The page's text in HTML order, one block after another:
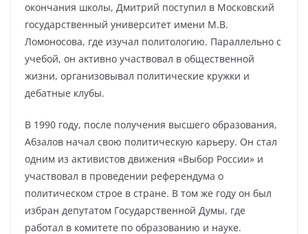
окончания школы, Дмитрий поступил в Московский
государственный университет имени М.В.
Ломоносова, где изучал политологию. Параллельно с
учебой, он активно участвовал в общественной
жизни, организовывал политические кружки и
дебатные клубы.
В 1990 году, после получения высшего образования,
Абзалов начал свою политическую карьеру. Он стал
одним из активистов движения «Выбор России» и
участвовал в проведении референдума о
политическом строе в стране. В том же году он был
избран депутатом Государственной Думы, где
работал в комитете по образованию и науке.